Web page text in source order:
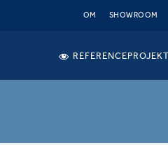
OM SHOWROOM